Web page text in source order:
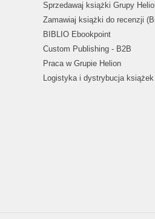
Sprzedawaj książki Grupy
Zamawiaj książki do recenzji
BIBLIO Ebookpoint
Custom Publishing - B2B
Praca w Grupie Helion
Logistyka i dystrybucja książek